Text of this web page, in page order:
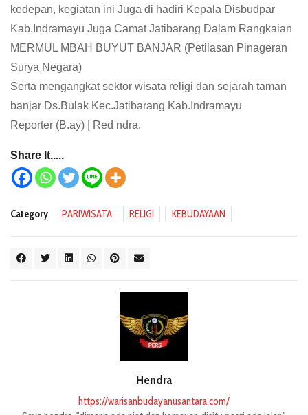
kedepan, kegiatan ini Juga di hadiri Kepala Disbudpar
Kab.Indramayu Juga Camat Jatibarang Dalam Rangkaian
MERMUL MBAH BUYUT BANJAR (Petilasan Pinageran
Surya Negara)
Serta mengangkat sektor wisata religi dan sejarah taman
banjar Ds.Bulak Kec.Jatibarang Kab.Indramayu
Reporter (B.ay) | Red ndra.
Share It.....
Category PARIWISATA RELIGI KEBUDAYAAN
Hendra
https://warisanbudayanusantara.com/